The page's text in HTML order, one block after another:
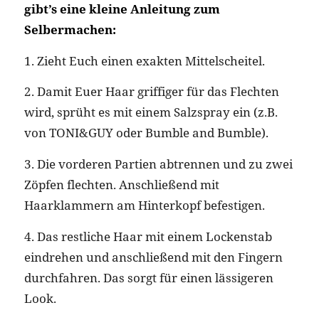
gibt’s eine kleine Anleitung zum
Selbermachen:
1. Zieht Euch einen exakten Mittelscheitel.
2. Damit Euer Haar griffiger für das Flechten
wird, sprüht es mit einem Salzspray ein (z.B.
von TONI&GUY oder Bumble and Bumble).
3. Die vorderen Partien abtrennen und zu zwei
Zöpfen flechten. Anschließend mit
Haarklammern am Hinterkopf befestigen.
4. Das restliche Haar mit einem Lockenstab
eindrehen und anschließend mit den Fingern
durchfahren. Das sorgt für einen lässigeren
Look.